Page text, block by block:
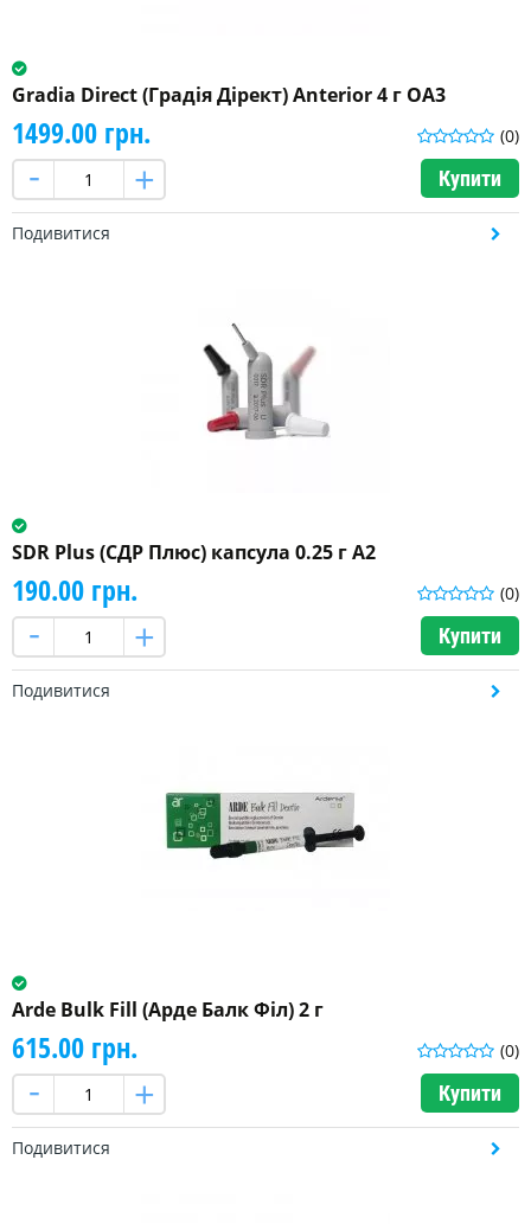
Gradia Direct (Градія Дірект) Anterior 4 г OA3
(0)
1499.00 грн.
Купити
Подивитися
SDR Plus (СДР Плюс) капсула 0.25 г A2
(0)
190.00 грн.
Купити
Подивитися
Arde Bulk Fill (Арде Балк Філ) 2 г
(0)
615.00 грн.
Купити
Подивитися